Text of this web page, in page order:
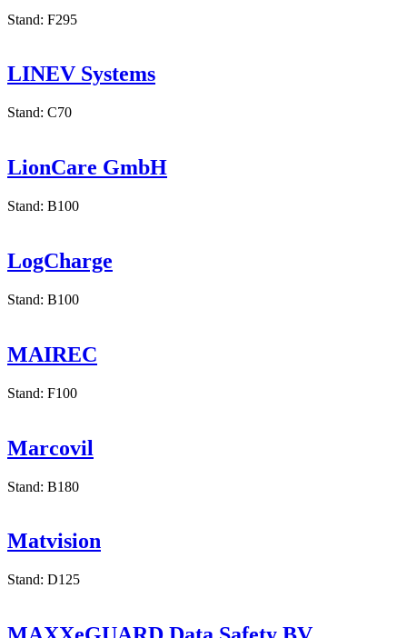
LiGenerate
Stand: F295
LINEV Systems
Stand: C70
LionCare GmbH
Stand: B100
LogCharge
Stand: B100
MAIREC
Stand: F100
Marcovil
Stand: B180
Matvision
Stand: D125